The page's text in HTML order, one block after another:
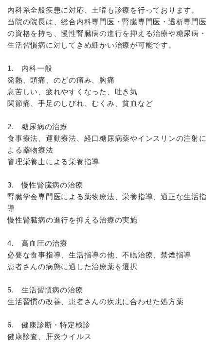
内科系全般疾患に対応、土曜も診療を行っております。
当院の院長は、総合内科専門医・腎臓専門医・透析専門医
の資格を持ち、慢性腎臓病の進行を抑える治療や糖尿病・
生活習慣病に対してきめ細かい治療が可能です。
1. 内科一般
発熱、頭痛、のどの痛み、胸痛
息苦しい、疲れやすくなった、吐き気
関節痛、手足のしびれ、むくみ、貧血など
2. 糖尿病の治療
食事療法、運動療法、経口糖尿病薬やインスリンの注射に
よる薬物療法
管理栄養士による栄養指導
3. 慢性腎臓病の治療
腎臓学会専門医による薬物療法、栄養指導、適正な生活指
導
慢性腎臓病の進行を抑える治療の実施
4. 高血圧の治療
必要な食事指導、生活指導の他、不眠治療、禁煙指導
患者さんの病態に適した治療薬を選択
5. 生活習慣病の治療
生活習慣の改善、患者さんの疾患に合わせた処方薬
6. 健康診断・特定検診
健康診査、肝炎ウイルス